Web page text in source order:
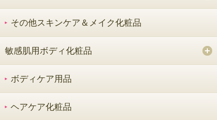
その他スキンケア＆メイク化粧品
敏感肌用ボディ化粧品
ボディケア用品
ヘアケア化粧品